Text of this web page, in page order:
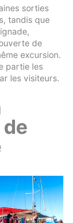
sorties
tandis que
de
excursion.
partie les
les visiteurs.